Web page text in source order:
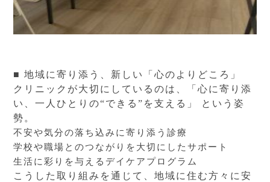
■ 地域に寄り添う、新しい「心のよりどころ」
クリニックが大切にしているのは、「心に寄り添
い、一人ひとりの“できる”を支える」 という姿
勢。
不安や気分の落ち込みに寄り添う診療
学校や職場とのつながりを大切にしたサポート
生活に彩りを与えるデイケアプログラム
こうした取り組みを通じて、地域に住む方々に安